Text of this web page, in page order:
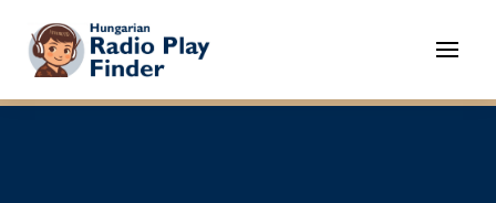
To contents
Menu